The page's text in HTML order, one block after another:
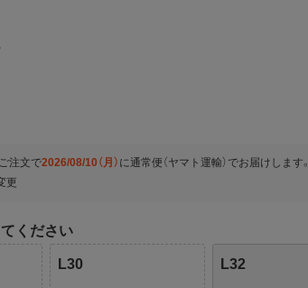
注文で2026/08/10（月） に通常便（ヤマト運輸） でお届けします。
更
ください
L30 L32